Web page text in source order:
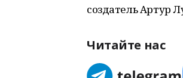
создатель Артур
Читайте нас